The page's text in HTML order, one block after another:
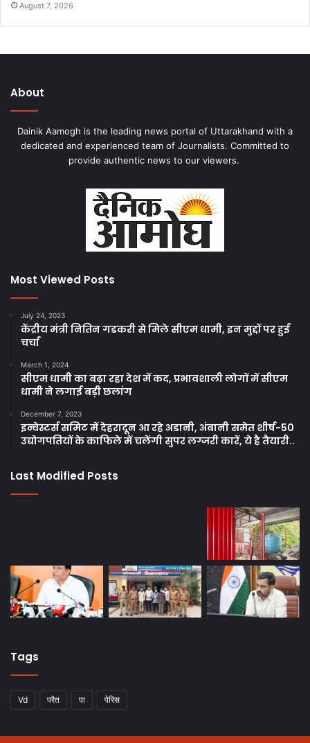
August 7, 2026
About
Dainik Aamogh is the leading news portal of Uttarakhand with a
dedicated and experienced team of Journalists. Committed to
provide authentic news to our viewers.
Most Viewed Posts
July 24, 2023
केंद्रीय मंत्री नितिन गडकरी से मिले सीएम धामी, इन मुद्दों पर हुई
चर्चा
March 1, 2024
सीएम धामी का बढ़ा रहा देश में कद, प्रभावशाली लोगों में सीएम
धामी ने लगाई बड़ी छलांग
December 7, 2023
इन्वेस्टर्स समिट में देहरादून आ रहे अडानी, अंबानी समेत शीर्ष-50
उद्योगपतियों के काफिले में चलेंगी सुपर लग्जरी कारें, ये है तैयारी..
Last Modified Posts
Tags
Vd परैत पा पेरिस